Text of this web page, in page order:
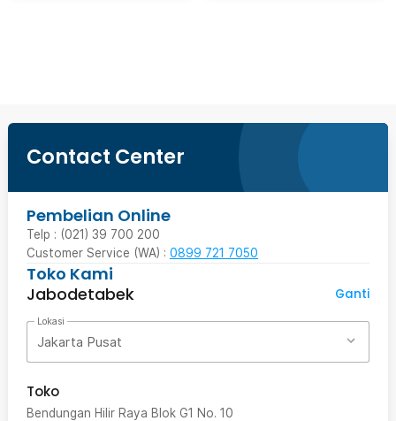
Contact Center
Pembelian Online
Telp : (021) 39 700 200
Customer Service (WA) : 0899 721 7050
Toko Kami
Jabodetabek
Ganti
Lokasi
Jakarta Pusat
Toko
Bendungan Hilir Raya Blok G1 No. 10